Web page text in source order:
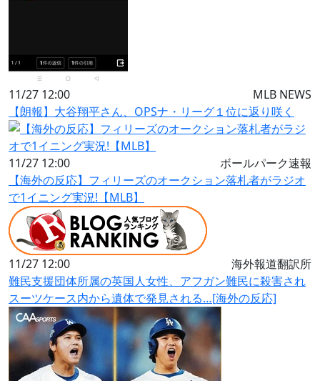
11/27 12:00
MLB NEWS
【朗報】大谷翔平さん、OPSナ・リーグ１位に返り咲く
11/27 12:00
ボールパーク速報
【海外の反応】フィリーズのオークション落札者がラジオ
で1イニング実況!【MLB】
11/27 12:00
海外報道翻訳所
難民支援団体所属の英国人女性、アフガン難民に殺害され
スーツケース内から遺体で発見される…[海外の反応]